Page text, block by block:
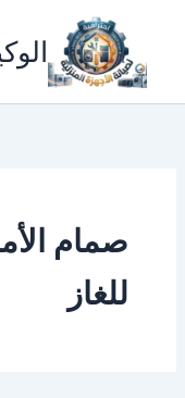
المحتوى
صمام
للغاز